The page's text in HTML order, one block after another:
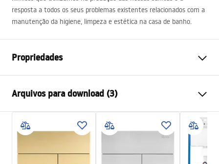
resposta a todos os seus problemas existentes relacionados com a
manutenção da higiene, limpeza e estética na casa de banho.
Propriedades
Sistema de descarga
Rimless (sem rebordo)
Cor
Efeito pedra
Acabamento
Fosco
Arquivos para download (3)
Atest higieniczny
ATEST-higieniczny.pdf